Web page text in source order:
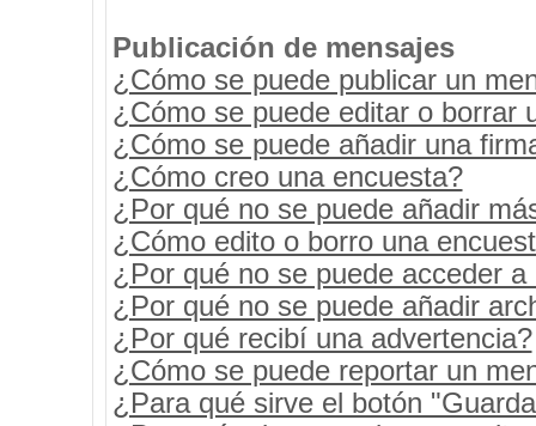
Publicación de mensajes
¿Cómo se puede publicar un
¿Cómo se puede editar o borrar
¿Cómo se puede añadir una
¿Cómo creo una encuesta?
¿Por qué no se puede añadir
¿Cómo edito o borro una
¿Por qué no se puede acceder a
¿Por qué no se puede añadir
¿Por qué recibí una advertencia?
¿Cómo se puede reportar un
¿Para qué sirve el botón